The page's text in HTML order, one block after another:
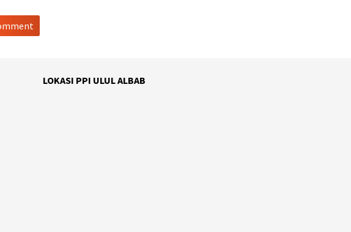
LOKASI PPI ULUL ALBAB